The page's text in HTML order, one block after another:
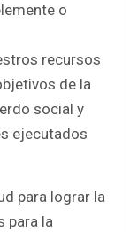
o
recursos
de la
social y
ejecutados
para lograr la
para la